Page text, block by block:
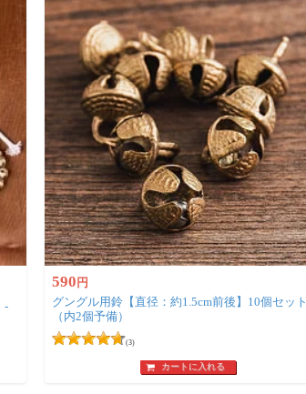
590 円
グングル用鈴【直径：約1.5cm前後】10個セット
（内2個予備）
(3)
カートに入れる